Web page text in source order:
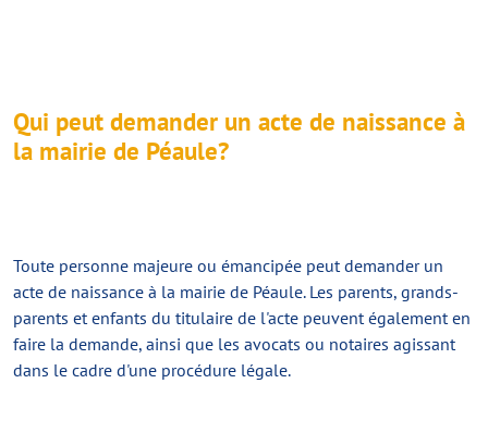
Qui peut demander un acte de naissance à
la mairie de Péaule?
Toute personne majeure ou émancipée peutdemander un
acte de naissance à la mairie de Péaule. Les parents, grands-
parents et enfants du titulaire de l'acte peuvent également en
faire la demande, ainsi que les avocats ou notaires agissant
dans le cadre d'une procédure légale.